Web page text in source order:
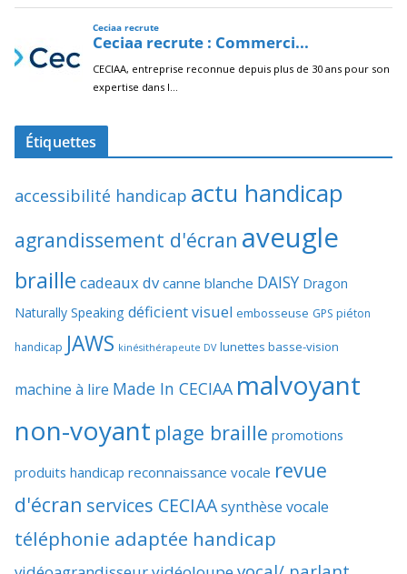
Étiquettes
accessibilité handicap actu handicap
agrandissement d'écran aveugle
braille cadeaux dv canne blanche DAISY Dragon
Naturally Speaking déficient visuel embosseuse GPS piéton
handicap JAWS kinésithérapeute DV lunettes basse-vision
machine à lire Made In CECIAA malvoyant
non-voyant plage braille promotions
produits handicap reconnaissance vocale revue
d'écran services CECIAAsynthèse vocale
téléphonie adaptée handicap